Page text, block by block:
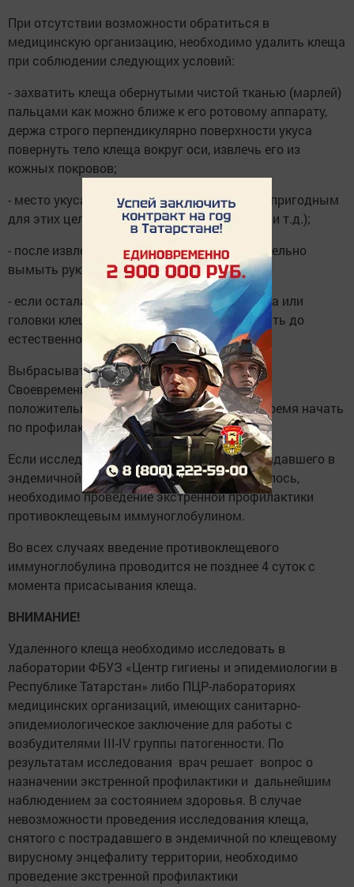
При отсутствии возможности обратиться в
медицинскую организацию, необходимо удалить клеща
при соблюдении следующих условий:
- захватить клеща обернутыми чистой тканью (марлей)
пальцами как можно ближе к его ротовому аппарату,
держа строго перпендикулярно поверхности укуса
повернуть тело клеща вокруг оси, извлечь его из
кожных покровов;
- место укуса продезинфицировать любым пригодным
для этих целей средством (спиртом, йодом и т.д.);
- после извлечения клеща необходимо тщательно
вымыть руки с мылом;
- если осталась черная точка (отрыв хоботка или
головки клеща), обработать йодом и оставить до
естественной элиминации.
Выбрасывать извлеченного клеща нельзя!
Своевременное исследование клеща при
положительных результатах позволяет вовремя начать
по профилактику клещевых инфекций.
Если исследование клеща, снятого с пострадавшего в
эндемичной по КВЭ территории не проводилось,
необходимо проведение экстренной профилактики
противоклещевым иммуноглобулином.
Во всех случаях введение противоклещевого
иммуноглобулина проводится не позднее 4 суток с
момента присасывания клеща.
ВНИМАНИЕ!
Удаленного клеща необходимо исследовать в
лаборатории ФБУЗ «Центр гигиены и эпидемиологии в
Республике Татарстан» либо ПЦР-лабораториях
медицинских организаций, имеющих санитарно-
эпидемиологическое заключение для работы с
возбудителями III-IV группы патогенности. По
результатам исследования врач решает вопрос о
назначении экстренной профилактики и дальнейшим
наблюдением за состоянием здоровья. В случае
невозможности проведения исследования клеща,
снятого с пострадавшего в эндемичной по клещевому
вирусному энцефалиту территории, необходимо
проведение экстренной профилактики